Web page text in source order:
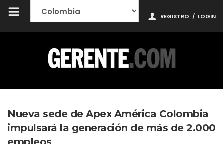
REGISTRO / LOGIN
Nueva sede de Apex América Colombia
impulsará la generación de más de 2.000
empleos